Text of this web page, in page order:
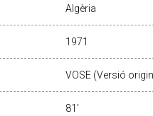
Algèria
1971
VOSE (Versió
81'